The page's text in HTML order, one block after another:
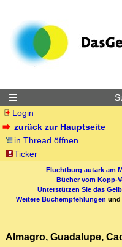
Login
zurück zur Hauptseite
in Thread öffnen
Ticker
Fluchtburg autark am
Bücher vom Kopp-
Unterstützen Sie das
Weitere Buchempfehlungen und
Almagro, Guadalupe,